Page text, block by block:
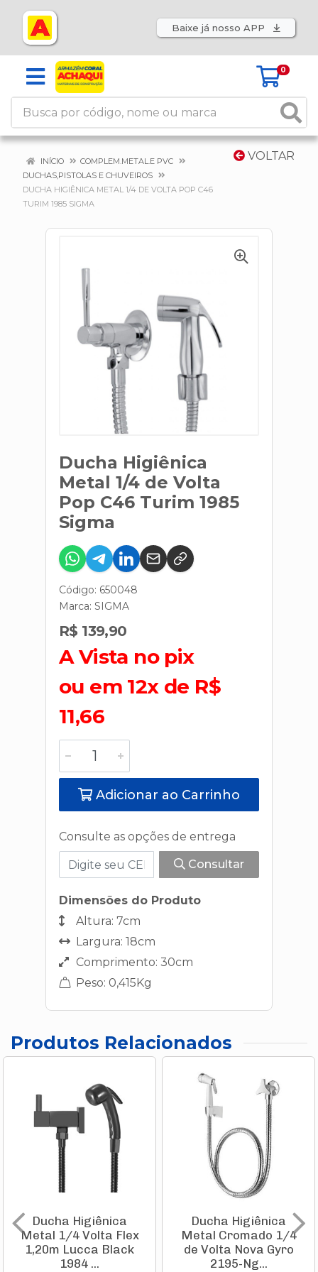
Baixe já nosso APP
0
VOLTAR
INÍCIO
COMPLEM.METAL.E PVC
DUCHAS,PISTOLAS E CHUVEIROS
DUCHA HIGIÊNICA METAL 1/4 DE VOLTA POP C46
TURIM 1985 SIGMA
Ducha Higiênica
Metal 1/4 de Volta
Pop C46 Turim 1985
Sigma
Código: 650048
Marca: SIGMA
R$ 139,90
A Vista no pix
ou em 12x de R$
11,66
Adicionar ao Carrinho
Consulte as opções de entrega
Consultar
Dimensões do Produto
Altura: 7cm
Largura: 18cm
Comprimento: 30cm
Peso: 0,415Kg
Produtos Relacionados
Ducha Higiênica
Metal 1/4 Volta Flex
1,20m Lucca Black
1984 ...
Ducha Higiênica
Metal Cromado 1/4
de Volta Nova Gyro
2195-Ng...